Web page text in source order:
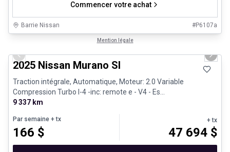
Commencer votre achat
Barrie Nissan #P6107a
Mention légale
Previous slide Next
2025 Nissan Murano Sl
Traction intégrale, Automatique, Moteur: 2.0 Variable
Compression Turbo I-4 -inc: remote e - V4 - Es...
9 337 km
Par semaine + tx
166 $
+ tx
47 694 $